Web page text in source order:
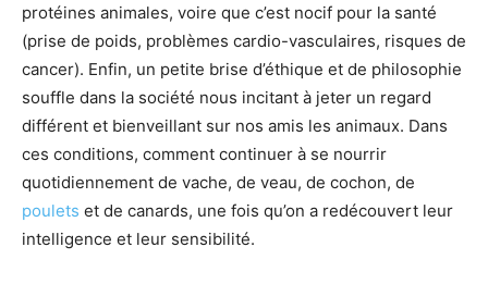
protéines animales, voire que c’est nocif pour la santé
(prise de poids, problèmes cardio-vasculaires, risques de
cancer). Enfin, un petite brise d’éthique et de philosophie
souffle dans la société nous incitant à jeter un regard
différent et bienveillant sur nos amis les animaux. Dans
ces conditions, comment continuer à se nourrir
quotidiennement de vache, de veau, de cochon, de
poulets et de canards, une fois qu’on a redécouvert leur
intelligence et leur sensibilité.